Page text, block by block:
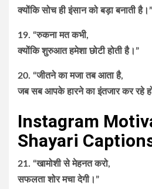
क्योंकि सोच ही इंसान को बड़ा बनाती है।”
19. “रुकना मत कभी,
क्योंकि शुरुआत हमेशा छोटी होती है।”
20. “जीतने का मजा तब आता है,
जब सब आपके हारने का इंतजार कर रहे
Instagram
Shayari
21. “खामोशी से मेहनत करो,
सफलता शोर मचा देगी।”